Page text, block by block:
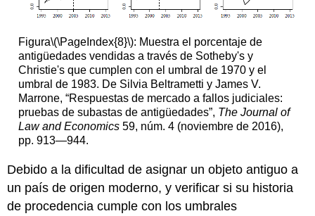
Figura\(\PageIndex{8}\): Muestra el porcentaje de
antigüedades vendidas a través de Sotheby's y
Christie's que cumplen con el umbral de 1970 y el
umbral de 1983. De Silvia Beltrametti y James V.
Marrone, “Respuestas de mercado a fallos judiciales:
pruebas de subastas de antigüedades”, The Journal of
Law and Economics59, núm. 4 (noviembre de 2016),
pp. 913—944.
Debido a la dificultad de asignar un objeto antiguo a
un país de origen moderno, y verificar si su historia
de procedencia cumple con los umbrales